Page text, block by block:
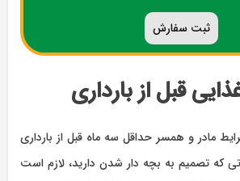
ثبت سفارش
قبل از بارداری
مادر و همسر حداقل سه ماه قبل از بارداری
که تصمیم به بچه دار شدن دارید، لازم است